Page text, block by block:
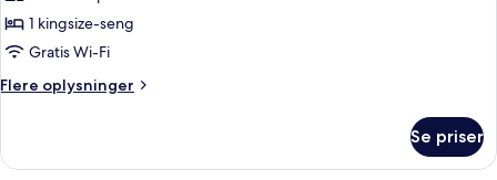
1 kingsize-seng
Gratis Wi-Fi
Flere oplysninger
Flere
Se priser